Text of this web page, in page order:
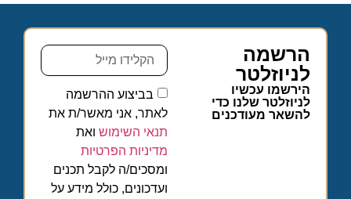
הרשמה
לניוזלטר
הירשמו עכשיו
לניוזלטר שלנו כדי
להשאר מעודכנים
בביצוע ההרשמה
לאתר, אני מאשר/ת את
תנאי השימושואת
מדיניות הפרטיות
ומסכים/ה לקבל תכנים
ועדכונים, כולל מידע על